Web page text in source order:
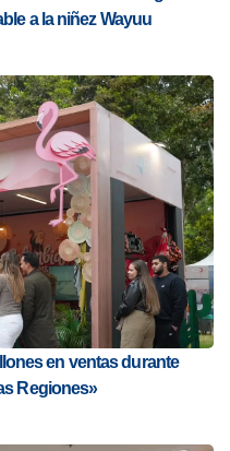
a la niñez Wayuu
en ventas durante
Regiones»